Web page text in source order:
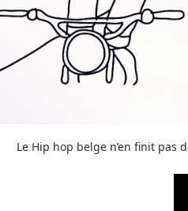
Le Hip hop belge n’en finit pas